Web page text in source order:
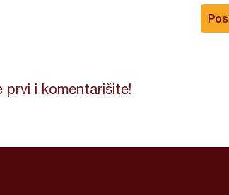
prvi i komentarišite!